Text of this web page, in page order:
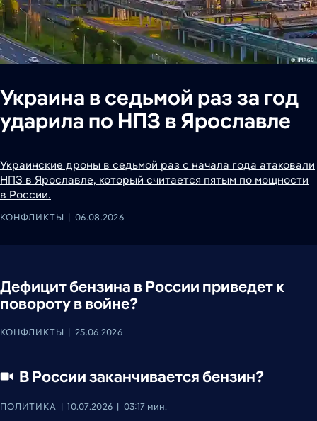
Украина в седьмой раз за год
ударила по НПЗ в Ярославле
Украинские дроны в седьмой раз с начала года атаковали
НПЗ в Ярославле, который считается пятым по мощности
в России.
КОНФЛИКТЫ 06.08.2026
Дефицит бензина в России приведет к
повороту в войне?
КОНФЛИКТЫ 25.06.2026
В России заканчивается бензин?
ПОЛИТИКА 10.07.2026 03:17 мин.